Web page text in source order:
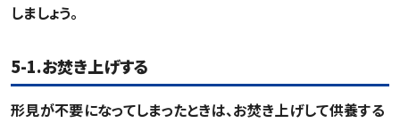
しましょう。
5-1.お焚き上げする
形見が不要になってしまったときは、お焚き上げして供養する